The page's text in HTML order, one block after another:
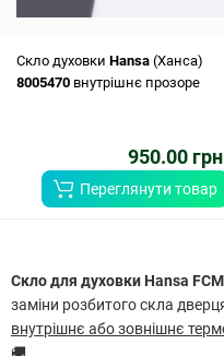
Скло духовки Hansa (Ханса)
8005470 внутрішнє прозоре
950.00
Переглянути товар
Скло для духовки Hansa
заміни розбитого скла
внутрішнє або зовнішнє